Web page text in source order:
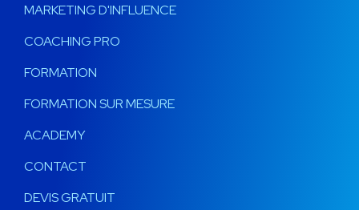
MARKETING D'INFLUENCE
COACHING PRO
FORMATION
FORMATION SUR MESURE
ACADEMY
CONTACT
DEVIS GRATUIT